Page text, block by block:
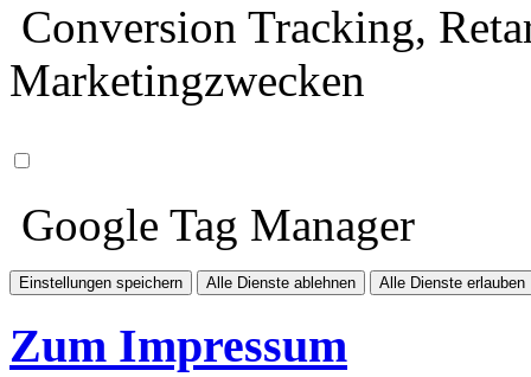
Conversion Tracking,
Marketingzwecken
Google Tag Manager
Einstellungen speichern Alle Dienste ablehnen Alle Dienste erlauben
Zum Impressum